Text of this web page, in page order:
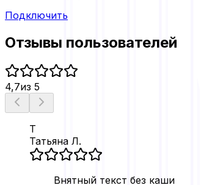
Подключить
Отзывы пользователей
4,7из 5
Т
Татьяна Л.
Внятный текст без каши